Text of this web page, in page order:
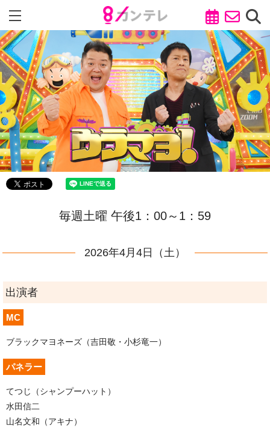
毎週土曜 午後1：00～1：59
2026年4月4日（土）
出演者
MC
ブラックマヨネーズ（吉田敬・小杉竜一）
パネラー
てつじ（シャンプーハット）
水田信二
山名文和（アキナ）